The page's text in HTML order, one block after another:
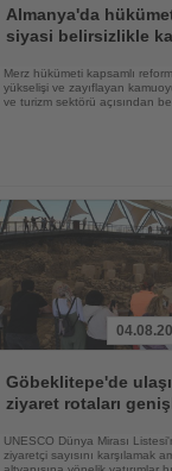
Oku
Almanya'da
siyasi belirsizlikle
Merz hükümeti kapsamlı
yükselişi ve zayıflayan
ve turizm sektörü açısından
Oku
Göbeklitepe'de
ziyaret rotaları
UNESCO Dünya Mirası
ziyaretçi sayısını karşılamak